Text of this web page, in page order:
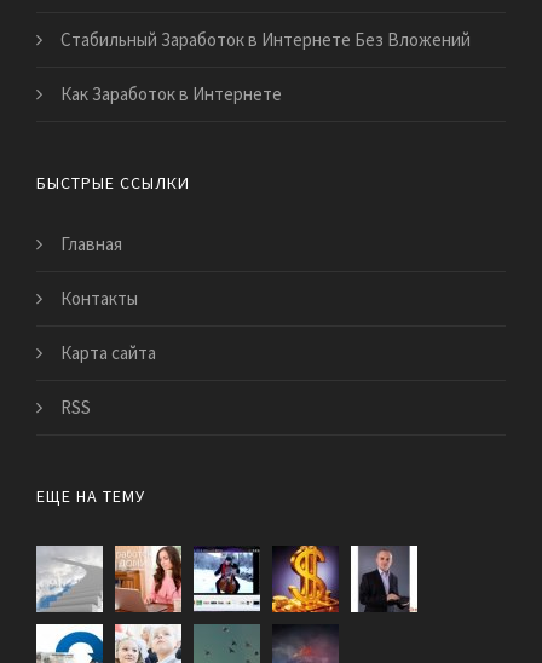
Стабильный Заработок в Интернете Без Вложений
Как Заработок в Интернете
БЫСТРЫЕ ССЫЛКИ
Главная
Контакты
Карта сайта
RSS
ЕЩЕ НА ТЕМУ